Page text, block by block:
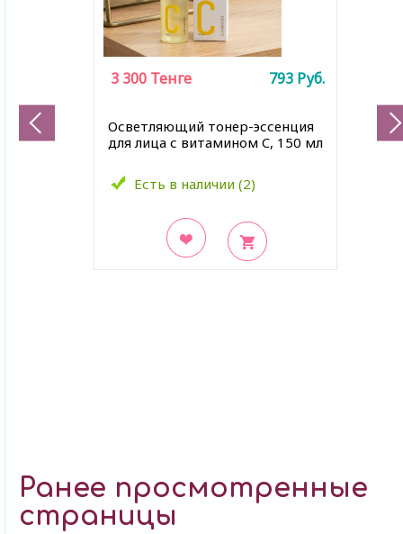
Осветляющий тонер-эссенция
для лица с витамином C, 150 мл
Есть в наличии (2)
3 300 Тенге 793 Руб.
Ранее просмотренные
страницы